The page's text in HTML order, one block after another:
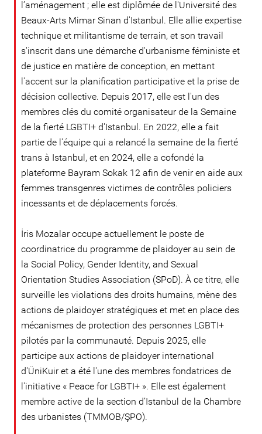
l’aménagement ; elle est diplômée de l'Université des
Beaux-Arts Mimar Sinan d'Istanbul. Elle allie expertise
technique et militantisme de terrain, et son travail
s'inscrit dans une démarche d'urbanisme féministe et
de justice en matière de conception, en mettant
l'accent sur la planification participative et la prise de
décision collective. Depuis 2017, elle est l'un des
membres clés du comité organisateur de la Semaine
de la fierté LGBTI+ d'Istanbul. En 2022, elle a fait
partie de l'équipe qui a relancé la semaine de la fierté
trans à Istanbul, et en 2024, elle a cofondé la
plateforme Bayram Sokak 12 afin de venir en aide aux
femmes transgenres victimes de contrôles policiers
incessants et de déplacements forcés.
İris Mozalar occupe actuellement le poste de
coordinatrice du programme de plaidoyer au sein de
la Social Policy, Gender Identity, and Sexual
Orientation Studies Association (SPoD). À ce titre, elle
surveille les violations des droits humains, mène des
actions de plaidoyer stratégiques et met en place des
mécanismes de protection des personnes LGBTI+
pilotés par la communauté. Depuis 2025, elle
participe aux actions de plaidoyer international
d'ÜniKuir et a été l'une des membres fondatrices de
l'initiative « Peace for LGBTI+ ». Elle est également
membre active de la section d’Istanbul de la Chambre
des urbanistes (TMMOB/ŞPO).